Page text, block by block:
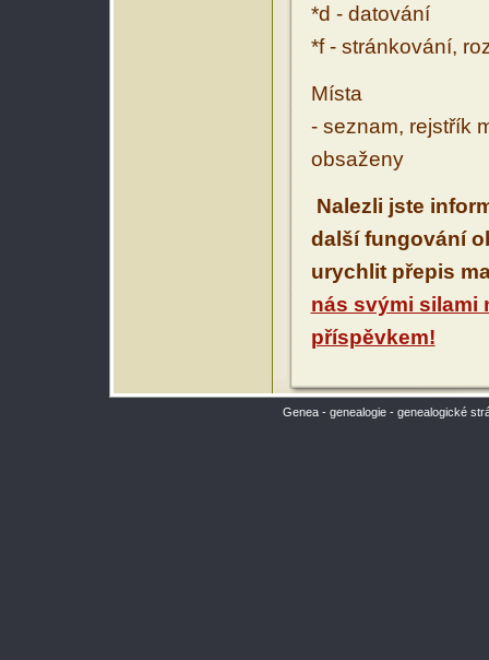
*d - datování
*f - stránkování,
Místa
- seznam, rejstřík
obsaženy
Nalezli jste
další fungování
urychlit přepis
nás svými silami
příspěvkem!
Genea - genealogie - genealogické